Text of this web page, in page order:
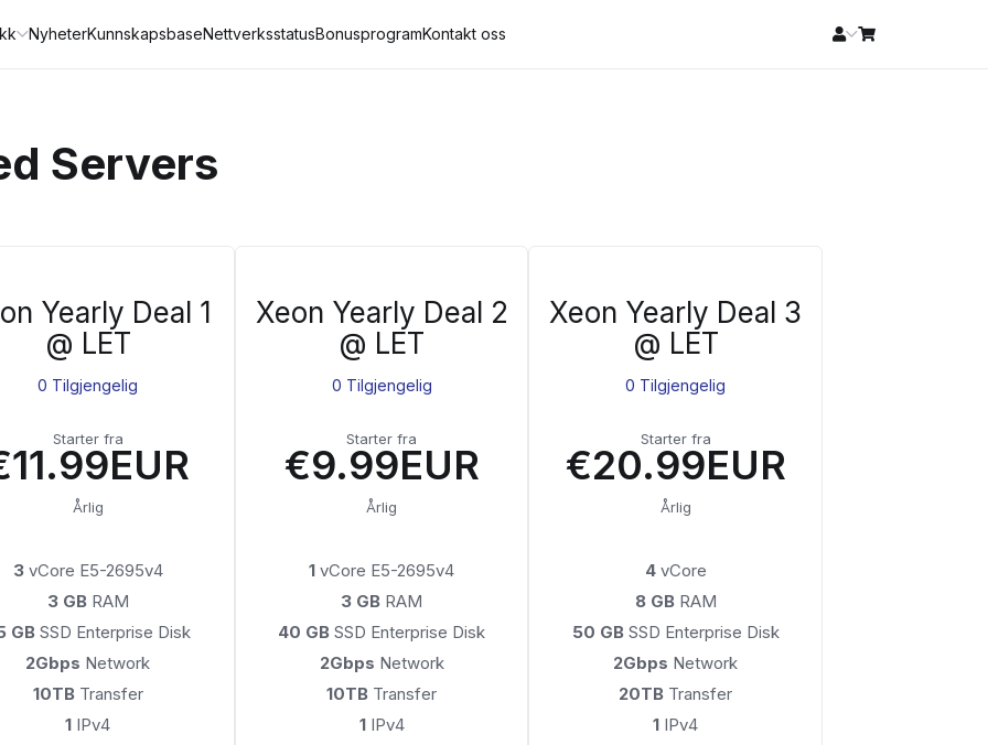
NyheterKunnskapsbaseNettverksstatusBonusprogramKontakt oss
Servers
Yearly Deal 1
@ LET
0 Tilgjengelig
Starter fra
Årlig
3vCore E5-2695v4
3 GB RAM
GBSSD Enterprise Disk
2Gbps Network
10TBTransfer
1 IPv4
Xeon Yearly Deal 2
@ LET
0 Tilgjengelig
Starter fra
€9.99EUR
Årlig
1 vCore E5-2695v4
3 GB RAM
40 GB SSD Enterprise Disk
2Gbps Network
10TB Transfer
1IPv4
Xeon Yearly Deal 3
@ LET
0 Tilgjengelig
Starter fra
€20.99EUR
Årlig
4vCore
8 GB RAM
50 GBSSD Enterprise Disk
2Gbps Network
20TB Transfer
1 IPv4